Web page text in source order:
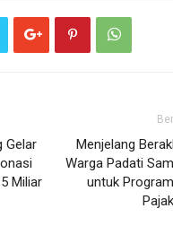
Gelar
Miliar
Menjelang
Warga Padati
untuk